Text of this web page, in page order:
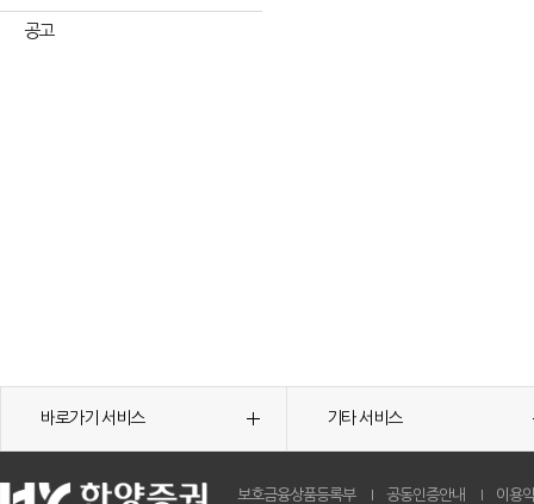
공고
바로가기 서비스 기타 서비스
보호금융상품등록부 공동인증안내 이용